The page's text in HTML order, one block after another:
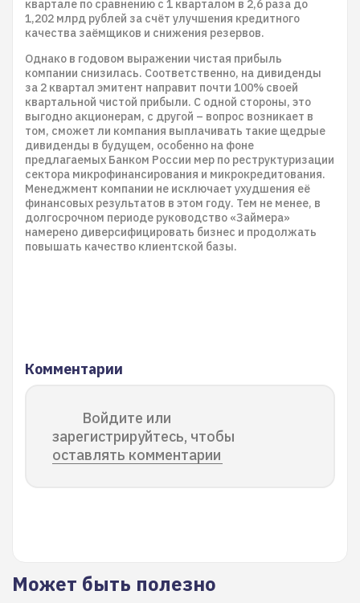
квартале по сравнению с 1 кварталом в 2,6 раза до
1,202 млрд рублей за счёт улучшения кредитного
качества заёмщиков и снижения резервов.
Однако в годовом выражении чистая прибыль
компании снизилась. Соответственно, на дивиденды
за 2 квартал эмитент направит почти 100% своей
квартальной чистой прибыли. С одной стороны, это
выгодно акционерам, с другой – вопрос возникает в
том, сможет ли компания выплачивать такие щедрые
дивиденды в будущем, особенно на фоне
предлагаемых Банком России мер по реструктуризации
сектора микрофинансирования и микрокредитования.
Менеджмент компании не исключает ухудшения её
финансовых результатов в этом году. Тем не менее, в
долгосрочном периоде руководство «Займера»
намерено диверсифицировать бизнес и продолжать
повышать качество клиентской базы.
Комментарии
Войдите или
зарегистрируйтесь, чтобы
оставлять комментарии
Может быть полезно